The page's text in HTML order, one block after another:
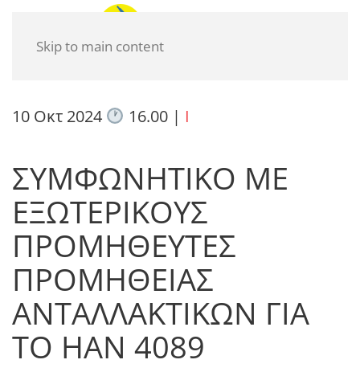
Skip to main content
10 Οκτ 2024 16.00| I
ΣΥΜΦΩΝΗΤΙΚΟ ΜΕ
ΕΞΩΤΕΡΙΚΟΥΣ
ΠΡΟΜΗΘΕΥΤΕΣ
ΠΡΟΜΗΘΕΙΑΣ
ΑΝΤΑΛΛΑΚΤΙΚΩΝ ΓΙΑ
ΤΟ ΗΑΝ 4089